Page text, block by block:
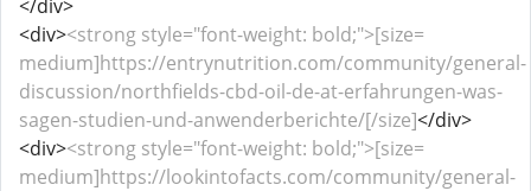
</div>
<div><strong style="font-weight: bold;">[size=
medium]https://entrynutrition.com/community/general-
discussion/northfields-cbd-oil-de-at-erfahrungen-was-
sagen-studien-und-anwenderberichte/[/size]</div>
<div><strong style="font-weight: bold;">[size=
medium]https://lookintofacts.com/community/general-